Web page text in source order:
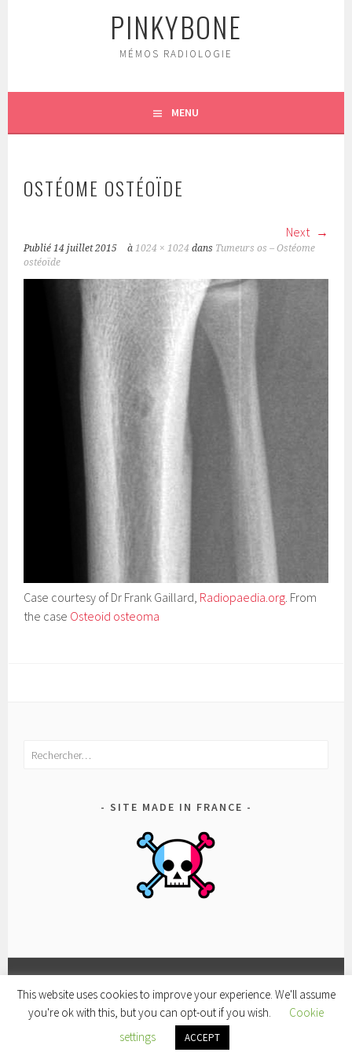
PINKYBONE
MÉMOS RADIOLOGIE
MENU
OSTÉOME OSTÉOÏDE
Next
Publié14 juillet 2015 à1024 × 1024 dans Tumeurs os – Ostéome
ostéoïde
Case courtesy of Dr Frank Gaillard, Radiopaedia.org. From
the case Osteoid osteoma
Rechercher :
SITE MADE IN FRANCE
FACEBOOKCONDITIONS
D’UTILISATION
POLITIQUE
CONFIDENTIALITÉ
ET
FIÈREMENT PROPULSÉ PAR WORDPRESS
PARWORDPRESS.COM
This website uses cookies to improve your experience. We'll assume
you're ok with this, but you can opt-out if you wish.
Cookie
settings
ACCEPT